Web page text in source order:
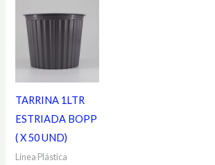
TARRINA 1LTR
ESTRIADA BOPP
( X 50 UND)
Línea Plástica